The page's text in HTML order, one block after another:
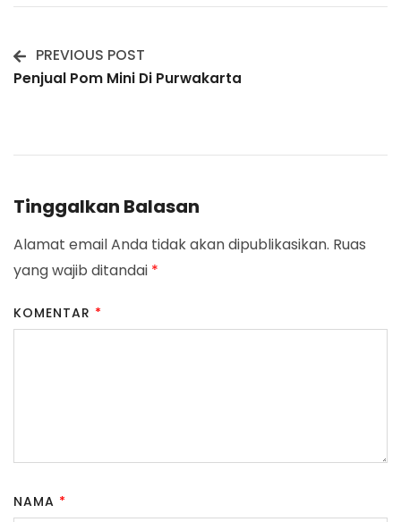
Post
PREVIOUS POST
Penjual Pom Mini Di Purwakarta
Tinggalkan Balasan
Alamat email Anda tidak akan dipublikasikan. Ruas
yang wajib ditandai *
KOMENTAR *
NAMA *